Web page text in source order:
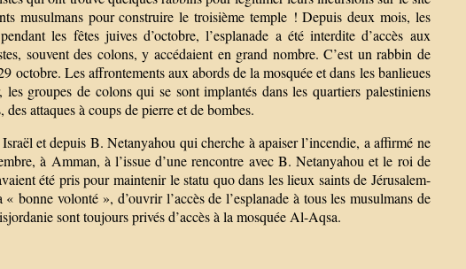
musulmans pour construire le troisième temple ! Depuis deux mois, les
les fêtes juives d’octobre, l’esplanade a été interdite d’accès aux
souvent des colons, y accédaient en grand nombre. C’est un rabbin de
octobre. Les affrontements aux abords de la mosquée et dans les banlieues
groupes de colons qui se sont implantés dans les quartiers palestiniens
attaques à coups de pierre et de bombes.
et depuis B. Netanyahou qui cherche à apaiser l’incendie, a affirmé ne
à Amman, à l’issue d’une rencontre avec B. Netanyahou et le roi de
été pris pour maintenir le statu quo dans les lieux saints de Jérusalem-
volonté », d’ouvrir l’accès de l’esplanade à tous les musulmans de
sont toujours privés d’accès à la mosquée Al-Aqsa.